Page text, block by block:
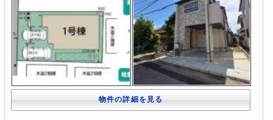
物件の詳細を見る